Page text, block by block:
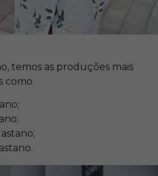
temos as produções mais
como: